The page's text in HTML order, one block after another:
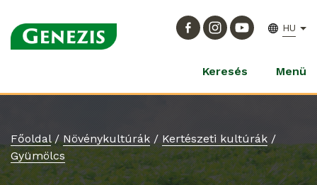
HU
Keresés Menü
Főoldal/ Növénykultúrák / Kertészeti kultúrák /
Gyümölcs